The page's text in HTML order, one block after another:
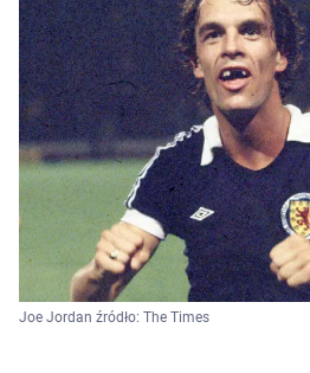
Joe Jordan źródło: The Times